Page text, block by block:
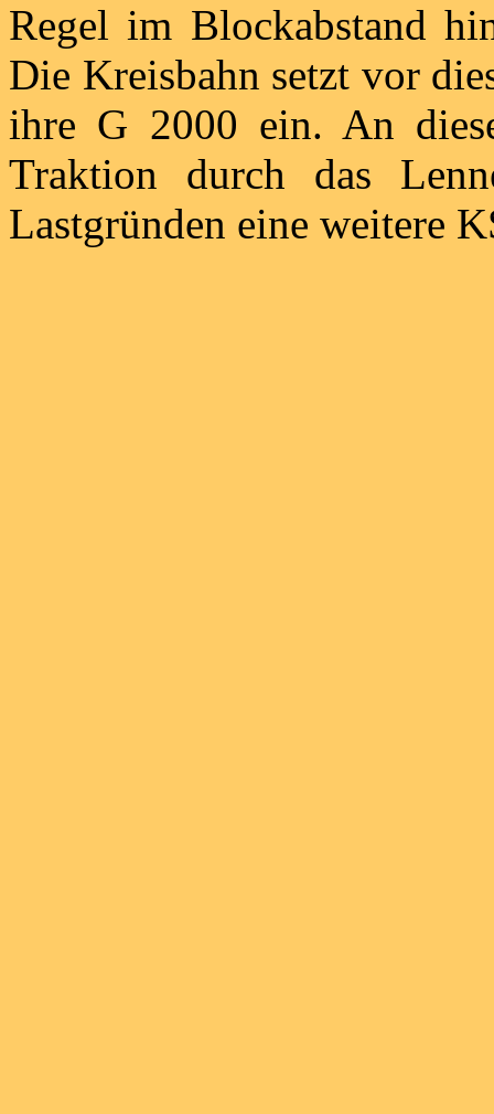
Regel im Blockabstand
Die Kreisbahn setzt vor
ihre G 2000 ein. An
Traktion durch das
Lastgründen eine weitere